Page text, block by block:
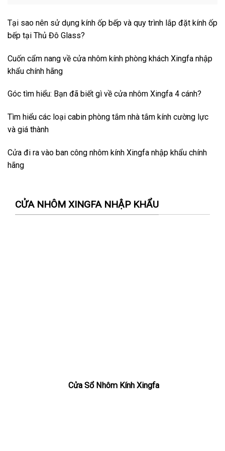
Tại sao nên sử dụng kính ốp bếp và quy trình lắp đặt kính ốp
bếp tại Thủ Đô Glass?
Cuốn cẩm nang về cửa nhôm kính phòng khách Xingfa nhập
khẩu chính hãng
Góc tìm hiểu: Bạn đã biết gì về cửa nhôm Xingfa 4 cánh?
Tìm hiểu các loại cabin phòng tắm nhà tắm kính cường lực
và giá thành
Cửa đi ra vào ban công nhôm kính Xingfa nhập khẩu chính
hãng
CỬA NHÔM XINGFA NHẬP KHẨU
Cửa Sổ Nhôm Kính Xingfa